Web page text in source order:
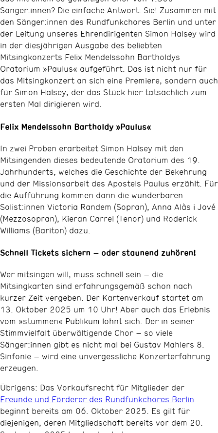
Sänger:innen? Die einfache Antwort: Sie! Zusammen mit
den Sänger:innen des Rundfunkchores Berlin und unter
der Leitung unseres Ehrendirigenten Simon Halsey wird
in der diesjährigen Ausgabe des beliebten
Mitsingkonzerts Felix Mendelssohn Bartholdys
Oratorium »Paulus« aufgeführt. Das ist nicht nur für
das Mitsingkonzert an sich eine Premiere, sondern auch
für Simon Halsey, der das Stück hier tatsächlich zum
ersten Mal dirigieren wird.
Felix Mendelssohn Bartholdy »Paulus«
In zwei Proben erarbeitet Simon Halsey mit den
Mitsingenden dieses bedeutende Oratorium des 19.
Jahrhunderts, welches die Geschichte der Bekehrung
und der Missionsarbeit des Apostels Paulus erzählt. Für
die Aufführung kommen dann die wunderbaren
Solist:innen Victoria Randem (Sopran), Anna Alàs i Jové
(Mezzosopran), Kieran Carrel (Tenor) und Roderick
Williams (Bariton) dazu.
Schnell Tickets sichern – oder staunend zuhören!
Wer mitsingen will, muss schnell sein – die
Mitsingkarten sind erfahrungsgemäß schon nach
kurzer Zeit vergeben. Der Kartenverkauf startet am
13. Oktober 2025 um 10 Uhr! Aber auch das Erlebnis
vom »stummen« Publikum lohnt sich. Der in seiner
Stimmvielfalt überwältigende Chor – so viele
Sänger:innen gibt es nicht mal bei Gustav Mahlers 8.
Sinfonie – wird eine unvergessliche Konzerterfahrung
erzeugen.
Übrigens: Das Vorkaufsrecht für Mitglieder der
Freunde und Förderer des Rundfunkchores Berlin
beginnt bereits am 06. Oktober 2025. Es gilt für
diejenigen, deren Mitgliedschaft bereits vor dem 20.